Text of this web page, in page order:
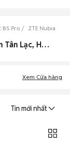
8S Pro ZTE Nubia
0 Zte Nubia Redmagic 8s Pro cũ Huyện Tân Lạc, Hòa Bình đẹp
Xem Cửa hàng
Tin mới nhất